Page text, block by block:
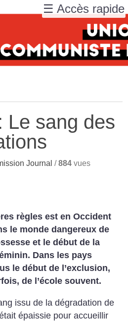
Le sang des
Journal /884 vues
règles est en Occident
le monde dangereux de
et le début de la
Dans les pays
le début de l’exclusion,
de l’école souvent.
issu de la dégradation de
épaissie pour accueillir
☰ Accès rapide